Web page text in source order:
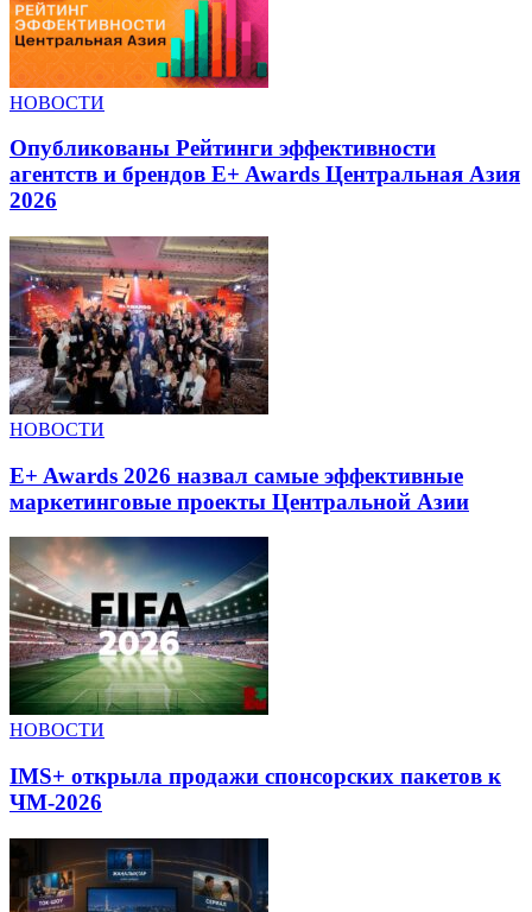
НОВОСТИ
Опубликованы Рейтинги эффективности
агентств и брендов E+ Awards Центральная Азия
2026
НОВОСТИ
E+ Awards 2026 назвал самые эффективные
маркетинговые проекты Центральной Азии
НОВОСТИ
IMS+ открыла продажи спонсорских пакетов к
ЧМ-2026